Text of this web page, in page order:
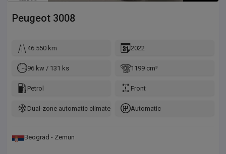
Peugeot 3008
46.550 km 2022
96 kw / 131 ks 1199 cm³
Petrol Front
Dual-zone automatic climate controlAutomatic
Beograd - Zemun